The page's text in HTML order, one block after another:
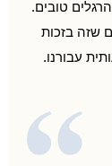
טובים.
שזה בזכות
עבורנו.